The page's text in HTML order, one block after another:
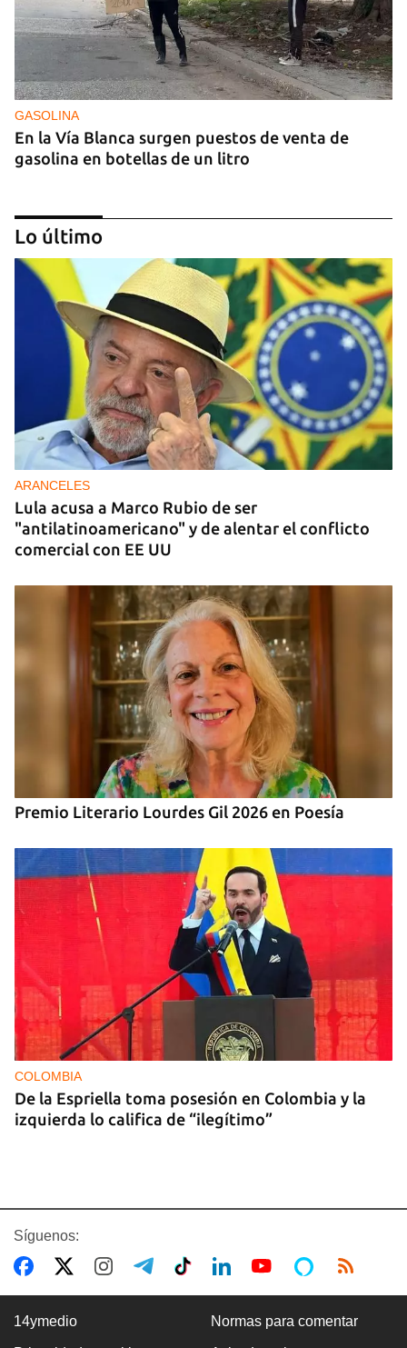
GASOLINA
En la Vía Blanca surgen puestos de venta de
gasolina en botellas de un litro
DONACIONES
China entrega otros 5.000 sistemas fotovoltaicos
para zonas rurales de Cuba
Lo último
ARANCELES
Lula acusa a Marco Rubio de ser
"antilatinoamericano" y de alentar el conflicto
comercial con EE UU
Premio Literario Lourdes Gil 2026 en Poesía
COLOMBIA
De la Espriella toma posesión en Colombia y la
izquierda lo califica de “ilegítimo”
Síguenos:
14ymedio Normas para comentar